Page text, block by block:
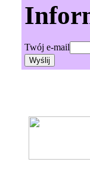
Twój e-mail